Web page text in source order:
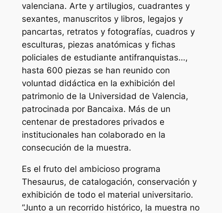
valenciana. Arte y artilugios, cuadrantes y
sexantes, manuscritos y libros, legajos y
pancartas, retratos y fotografías, cuadros y
esculturas, piezas anatómicas y fichas
policiales de estudiante antifranquistas…,
hasta 600 piezas se han reunido con
voluntad didáctica en la exhibición del
patrimonio de la Universidad de Valencia,
patrocinada por Bancaixa. Más de un
centenar de prestadores privados e
institucionales han colaborado en la
consecución de la muestra.
Es el fruto del ambicioso programa
Thesaurus, de catalogación, conservación y
exhibición de todo el material universitario.
“Junto a un recorrido histórico, la muestra no